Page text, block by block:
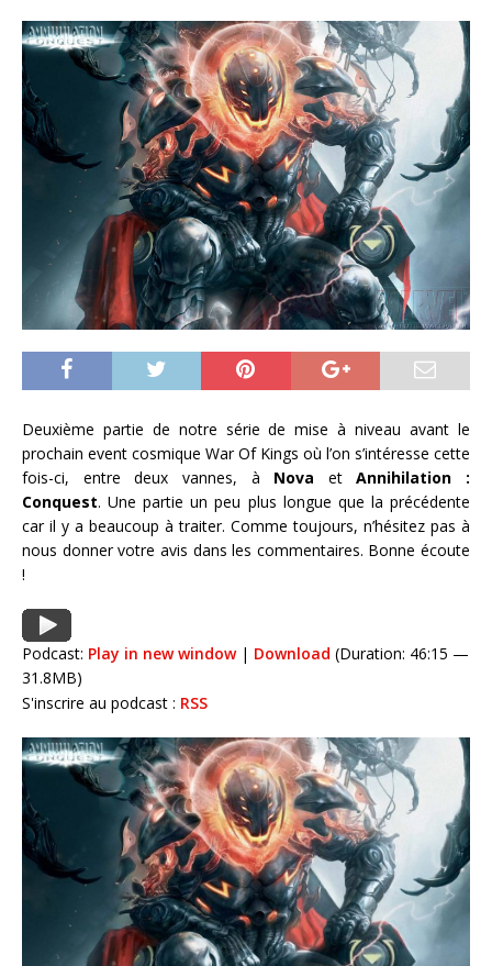
Deuxième partie de notre série de mise à niveau avant le
prochain event cosmique War Of Kings où l’on s’intéresse cette
fois-ci, entre deux vannes, à Nova etAnnihilation :
Conquest. Une partie un peu plus longue que la précédente
car il y a beaucoup à traiter. Comme toujours, n’hésitez pas à
nous donner votre avis dans les commentaires. Bonne écoute
!
Podcast: Play in new window| Download (Duration: 46:15 —
31.8MB)
S'inscrire au podcast : RSS